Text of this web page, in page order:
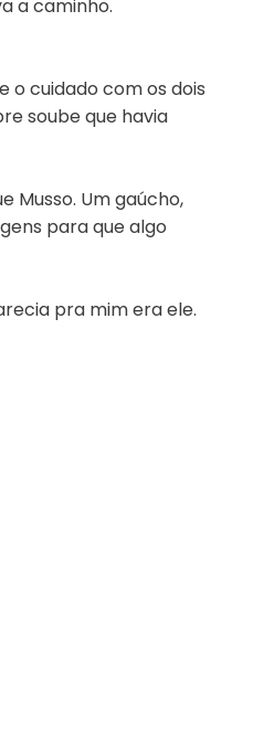
a caminho.
o cuidado com os dois
soube que havia
Musso. Um gaúcho,
para que algo
pra mim era ele.